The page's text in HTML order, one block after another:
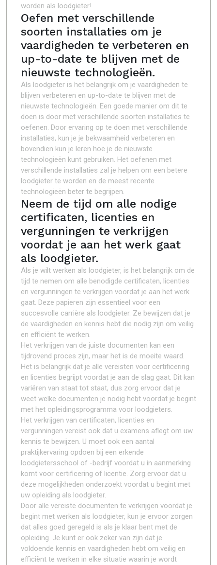
worden als loodgieter!
Oefen met verschillende
soorten installaties om je
vaardigheden te verbeteren en
up-to-date te blijven met de
nieuwste technologieën.
Als loodgieter is het belangrijk om je vaardigheden te
blijven verbeteren en up-to-date te blijven met de
nieuwste technologieën. Een goede manier om dit te
doen is door met verschillende soorten installaties te
oefenen. Door ervaring op te doen met verschillende
installaties, kun je je bekwaamheid verbeteren en
bovendien kun je leren hoe je de nieuwste
technologieën kunt gebruiken. Het oefenen met
verschillende installaties zal je helpen om een betere
loodgieter te worden en de meest recente
technologieën beter te begrijpen.
Neem de tijd om alle nodige
certificaten, licenties en
vergunningen te verkrijgen
voordat je aan het werk gaat
als loodgieter.
Als je wilt werken als loodgieter, is het belangrijk om de
tijd te nemen om alle benodigde certificaten, licenties
en vergunningen te verkrijgen voordat je aan het werk
gaat. Deze papieren zijn essentieel voor een
succesvolle carrière als loodgieter. Ze bewijzen dat je
de vaardigheden en kennis hebt die nodig zijn om veilig
en efficiënt te werken.
Het verkrijgen van de juiste documenten kan een
tijdrovend proces zijn, maar het is de moeite waard.
Het is belangrijk dat je alle vereisten voor certificering
en licenties begrijpt voordat je aan de slag gaat. Dit kan
variëren van staat tot staat, dus zorg ervoor dat je
weet welke documenten je nodig hebt voordat je begint
met het opleidingsprogramma voor loodgieters.
Het verkrijgen van certificaten, licenties en
vergunningen vereist ook dat u examens aflegt om uw
kennis te bewijzen. U moet ook een aantal
praktijkervaring opdoen bij een erkende
loodgietersschool of -bedrijf voordat u in aanmerking
komt voor certificering of licentie. Zorg ervoor dat u
deze mogelijkheden onderzoekt voordat u begint met
uw opleiding als loodgieter.
Door alle vereiste documenten te verkrijgen voordat je
begint met werken als loodgieter, kun je ervoor zorgen
dat alles goed geregeld is als je klaar bent met de
opleiding. Je kunt er ook zeker van zijn dat je
voldoende kennis en vaardigheden hebt om veilig en
efficiënt te werken in elke situatie waarin je wordt